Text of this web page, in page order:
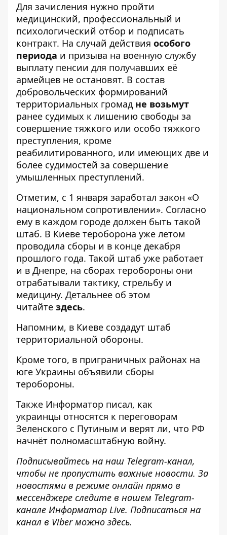
Для зачисления нужно пройти
медицинский, профессиональный и
психологический отбор и подписать
контракт. На случай действия особого
периода и призыва на военную службу
выплату пенсии для получавших её
армейцев не остановят. В состав
добровольческих формирований
территориальных громад не возьмут
ранее судимых к лишению свободы за
совершение тяжкого или особо тяжкого
преступления, кроме
реабилитированного, или имеющих две и
более судимостей за совершение
умышленных преступлений.
Отметим, с 1 января заработал закон «О
национальном сопротивлении». Согласно
ему в каждом городе должен быть такой
штаб. В Киеве тероборона уже летом
проводила сборы и в конце декабря
прошлого года. Такой штаб уже работает
и в Днепре, на сборах теробороны они
отрабатывали тактику, стрельбу и
медицину. Детальнее об этом
читайте здесь.
Напомним, в Киеве создадут штаб
территориальной обороны.
Кроме того, в приграничных районах на
юге Украины объявили сборы
теробороны.
Также Информатор писал, как
украинцы относятся к переговорам
Зеленского с Путиным и верят ли, что РФ
начнёт полномасштабную войну.
Подписывайтесь на наш Telegram-канал,
чтобы не пропустить важные новости. За
новостями в режиме онлайн прямо в
мессенджере следите в нашем Telegram-
канале Информатор Live. Подписаться на
канал в Viber можно здесь.